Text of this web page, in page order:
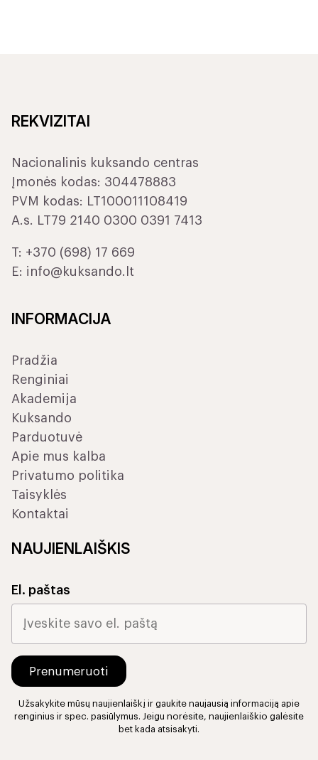
REKVIZITAI
Nacionalinis kuksando centras
Įmonės kodas: 304478883
PVM kodas: LT100011108419
A.s. LT79 2140 0300 0391 7413
T: +370 (698) 17 669
E: info@kuksando.lt
INFORMACIJA
Pradžia
Renginiai
Akademija
Kuksando
Parduotuvė
Apie mus kalba
Privatumo politika
Taisyklės
Kontaktai
NAUJIENLAIŠKIS
El. paštas
Užsakykite mūsų naujienlaiškį ir gaukite naujausią informaciją apie
renginius ir spec. pasiūlymus. Jeigu norėsite, naujienlaiškio galėsite
bet kada atsisakyti.